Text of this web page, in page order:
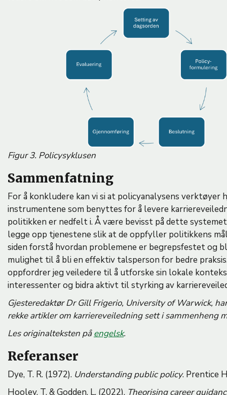
Figur 3. Policysyklusen
Sammenfatning
For å konkludere kan vi si at policyanalysens verktøyer
instrumentene som benyttes for å levere
politikken er nedfelt i. Å være bevisst på dette systemet
legge opp tjenestene slik at de oppfyller politikkens
siden forstå hvordan problemene er begrepsfestet og
mulighet til å bli en effektiv talsperson for bedre
oppfordrer jeg veiledere til å utforske sin lokale
interessenter og bidra aktivt til styrking av
Gjesteredaktør Dr Gill Frigerio, University of Warwick,
rekke artikler om karriereveiledning sett i sammenheng
Les originalteksten påengelsk.
Referanser
Dye, T. R. (1972). Understanding public policy. Prentice
Hooley, T. & Godden, L. (2022), Theorising career